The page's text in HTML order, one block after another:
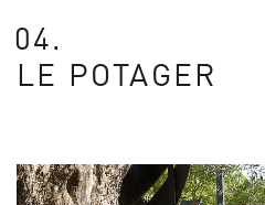
04.
LE POTAGER